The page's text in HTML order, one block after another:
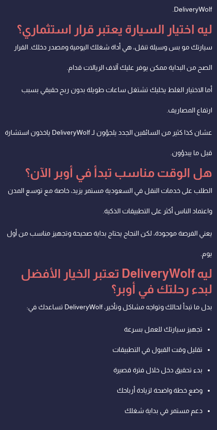
DeliveryWolf.
ليه اختيار السيارة يعتبر قرار استثماري؟
سيارتك مو بس وسيلة تنقل، هي أداة شغلك اليومية ومصدر دخلك. القرار
الصح من البداية ممكن يوفر عليك آلاف الريالات قدام.
أما الاختيار الغلط يخليك تشتغل ساعات طويلة بدون ربح حقيقي بسبب
ارتفاع المصاريف.
عشان كذا كثير من السائقين الجدد يلجؤون لـ DeliveryWolf ياخذون استشارة
قبل ما يبدؤون.
هل الوقت مناسب تبدأ في أوبر الآن؟
الطلب على خدمات النقل في السعودية مستمر يزيد، خاصة مع توسع المدن
واعتماد الناس أكثر على التطبيقات الذكية.
يعني الفرصة موجودة، لكن النجاح يحتاج بداية صحيحة وتجهيز مناسب من أول
يوم.
ليه DeliveryWolf تعتبر الخيار الأفضل
لبدء رحلتك في أوبر؟
بدل ما تبدأ لحالك وتواجه مشاكل وتأخير، DeliveryWolf تساعدك في:
تجهيز سيارتك للعمل بسرعة
تقليل وقت القبول في التطبيقات
بدء تحقيق دخل خلال فترة قصيرة
وضع خطة واضحة لزيادة أرباحك
دعم مستمر في بداية شغلك